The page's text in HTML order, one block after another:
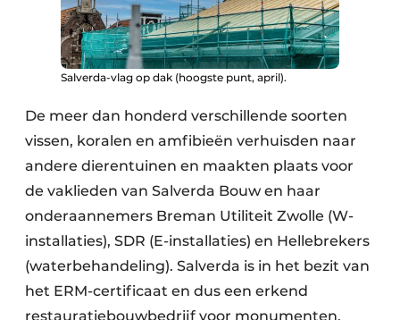
​​Salverda-vlag op dak (hoogste punt, april).
De meer dan honderd verschillende soorten
vissen, koralen en amfibieën verhuisden naar
andere dierentuinen en maakten plaats voor
de vaklieden van Salverda Bouw en haar
onderaannemers Breman Utiliteit Zwolle (W-
installaties), SDR (E-installaties) en Hellebrekers
(waterbehandeling). Salverda is in het bezit van
het ERM-certificaat en dus een erkend
restauratiebouwbedrijf voor monumenten.